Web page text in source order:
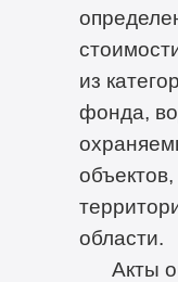
из
фонда,
области.
Акты